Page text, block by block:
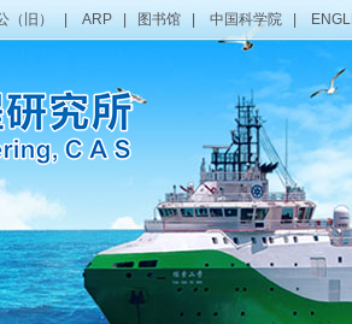
（旧） ARP 图书馆 中国科学院